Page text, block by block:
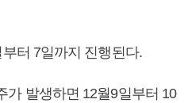
터 7일까지 진행된다.
가 발생하면 12월9일부터 10